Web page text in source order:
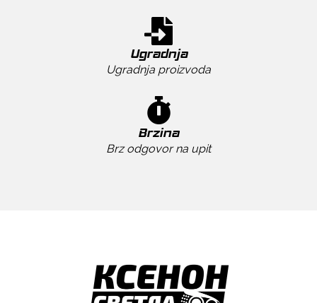
Ugradnja
Ugradnja proizvoda
Brzina
Brz odgovor na upit